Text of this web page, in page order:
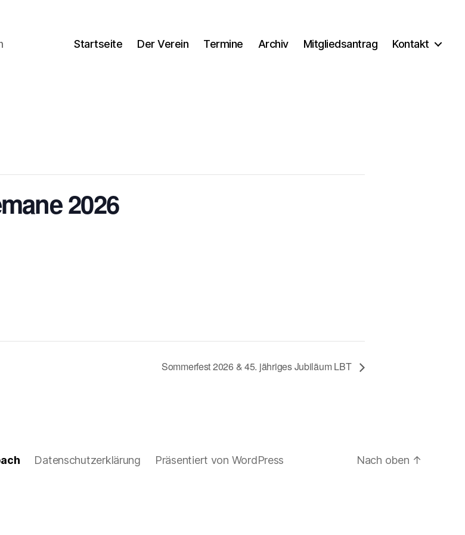
Startseite Der Verein Termine Archiv Mitgliedsantrag Kontakt
2026
Sommerfest 2026 & 45. jähriges Jubiläum LBT
Datenschutzerklärung Präsentiert von WordPress Nach oben ↑